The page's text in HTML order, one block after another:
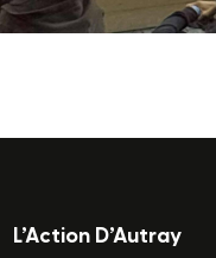
L’Action D’Autray